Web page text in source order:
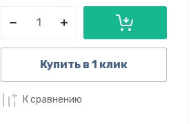
Купить в 1 клик
К сравнению